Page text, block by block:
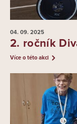
04. 09. 2025
2. ročník
Více o této akci